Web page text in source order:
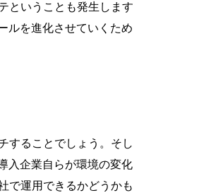
ということも発生します
ルを進化させていくため
することでしょう。そし
入企業自らが環境の変化
で運用できるかどうかも